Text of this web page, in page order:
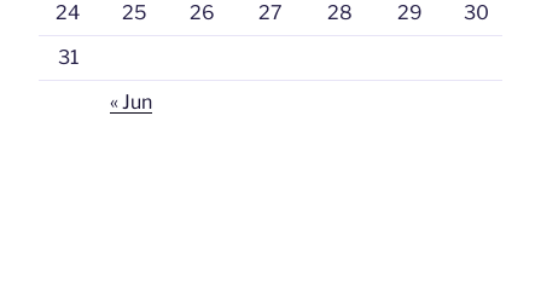
24
25 26 27 28 29
30
31
« Jun